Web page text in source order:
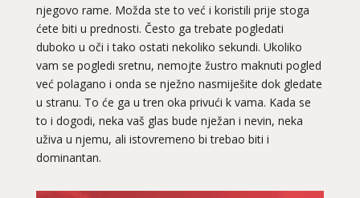
njegovo rame. Možda ste to već i koristili prije stoga
ćete biti u prednosti. Često ga trebate pogledati
duboko u oči i tako ostati nekoliko sekundi. Ukoliko
vam se pogledi sretnu, nemojte žustro maknuti pogled
već polagano i onda se nježno nasmiješite dok gledate
u stranu. To će ga u tren oka privući k vama. Kada se
to i dogodi, neka vaš glas bude nježan i nevin, neka
uživa u njemu, ali istovremeno bi trebao biti i
dominantan.